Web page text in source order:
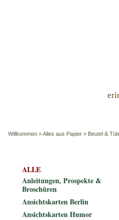
Willkommen »Alles aus Papier » Beutel &
ALLE
Anleitungen, Prospekte &
Broschüren
Ansichtskarten Berlin
Ansichtskarten Humor